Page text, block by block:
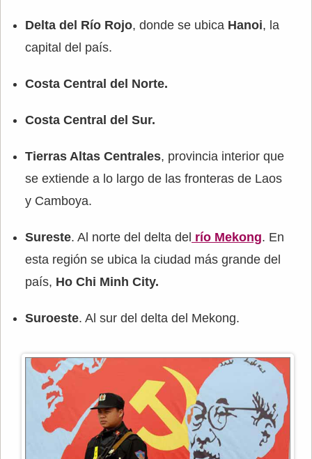
Delta del Río Rojo, donde se ubica Hanoi, la
capital del país.
Costa Central del Norte.
Costa Central del Sur.
Tierras Altas Centrales, provincia interior que
se extiende a lo largo de las fronteras de Laos
y Camboya.
Sureste. Al norte del delta del río Mekong. En
esta región se ubica la ciudad más grande del
país, Ho Chi Minh City.
Suroeste. Al sur del delta del Mekong.